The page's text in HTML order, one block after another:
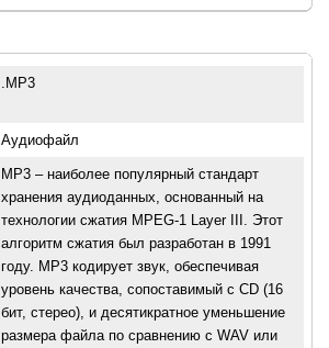
.MP3
Аудиофайл
МР3 – наиболее популярный стандарт
хранения аудиоданных, основанный на
технологии сжатия MPEG-1 Layer III. Этот
алгоритм сжатия был разработан в 1991
году. МР3 кодирует звук, обеспечивая
уровень качества, сопоставимый с CD (16
бит, стерео), и десятикратное уменьшение
размера файла по сравнению с WAV или